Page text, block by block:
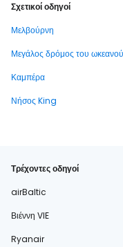
Σχετικοί οδηγοί
Μελβούρνη
Μεγάλος δρόμος του ωκεανού
Καμπέρα
Νήσος King
Τρέχοντες οδηγοί
airBaltic
Βιέννη VIE
Ryanair